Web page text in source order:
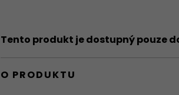
Tento produkt je dostupný pouze
O PRODUKTU